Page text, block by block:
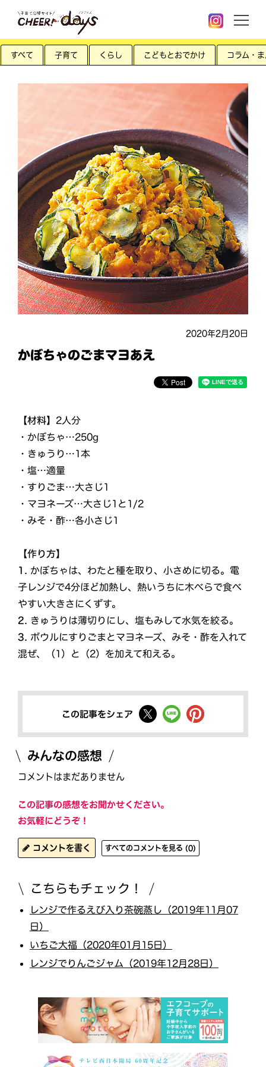
すべて 子育て くらし こどもとおでかけ コラム・
2020年2月20日
かぼちゃのごまマヨあえ
【材料】 2人分
・かぼちゃ…250g
・きゅうり…1本
・塩…適量
・すりごま…大さじ1
・マヨネーズ…大さじ1と1/2
・みそ・酢…各小さじ1
【作り方】
1. かぼちゃは、わたと種を取り、小さめに切る。電
子レンジで4分ほど加熱し、熱いうちに木べらで食べ
やすい大きさにくずす。
2. きゅうりは薄切りにし、塩もみして水気を絞る。
3. ボウルにすりごまとマヨネーズ、みそ・酢を入れて
混ぜ、（1）と（2）を加えて和える。
この記事をシェア
みんなの感想
コメントはまだありません
この記事の感想をお聞かせください。
お気軽にどうぞ！
コメントを書く すべてのコメントを見る (0)
こちらもチェック！
レンジで作るえび入り茶碗蒸し（2019年11月07
日）
いちご大福（2020年01月15日）
レンジでりんごジャム（2019年12月28日）